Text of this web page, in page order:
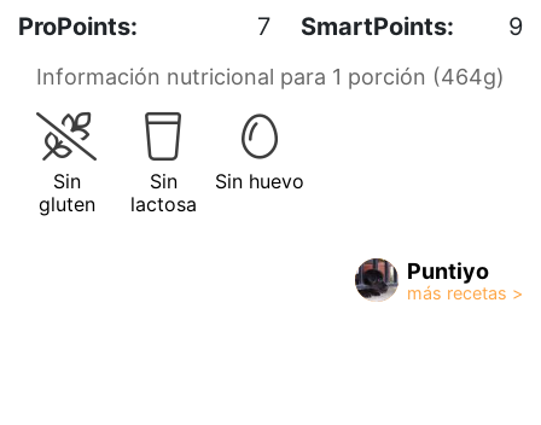
ProPoints:
7 SmartPoints: 9
Información nutricional para 1 porción (464g)
Sin
gluten
Sin
lactosa
Sin huevo
Puntiyo